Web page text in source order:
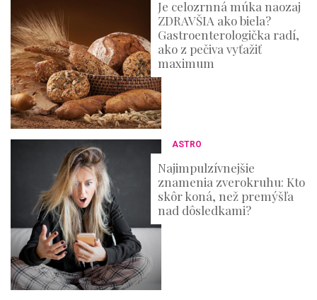
c
o
n
d
s
Je celozrnná múka naozaj
ZDRAVŠIA ako biela?
Gastroenterologička radí,
ako z pečiva vyťažiť
maximum
ASTRO
Najimpulzívnejšie
znamenia zverokruhu: Kto
skôr koná, než premýšľa
nad dôsledkami?